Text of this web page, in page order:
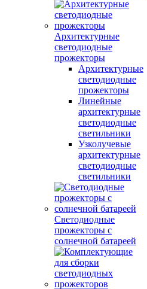
Архитектурные
светодиодные
прожекторы
Архитектурные
светодиодные
прожекторы
Линейные
архитектурные
светодиодные
светильники
Узколучевые
архитектурные
светодиодные
светильники
Светодиодные
прожекторы с
солнечной батареей